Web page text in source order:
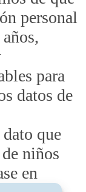
personal
para
datos de
que
niños
en